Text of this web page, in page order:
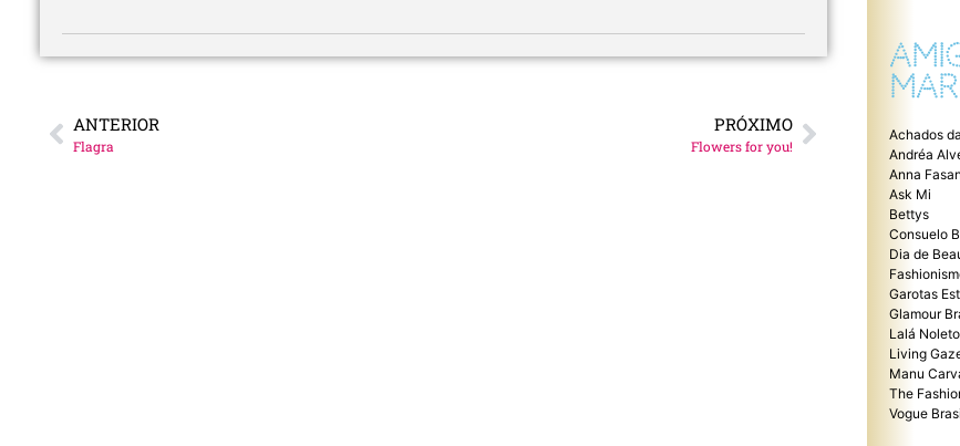
ANTERIOR
Flagra
PRÓXIMO
Flowers for you!
Achados
Andréa
Anna
Ask Mi
Bettys
Consuelo
Dia de
Garotas
Glamour
Lalá Noleto
Living
Manu
The
Vogue